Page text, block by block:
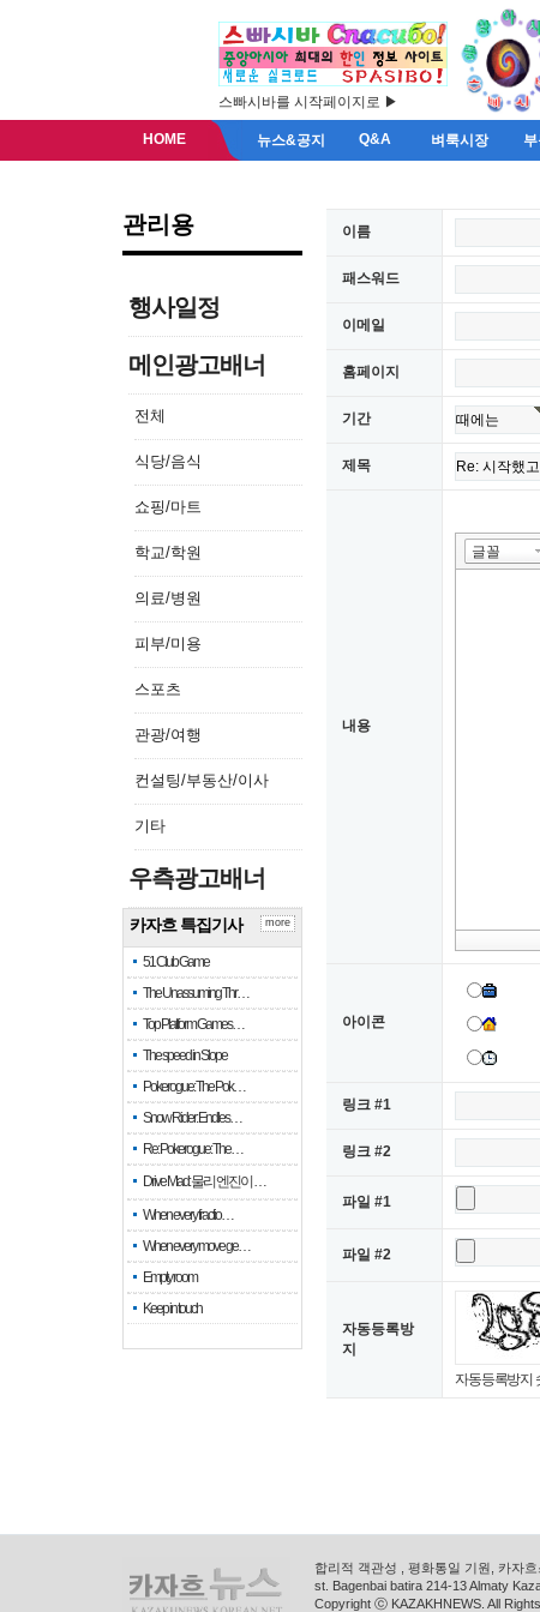
스빠시바를 시작페이지로 ▶
HOME 뉴스&공지 Q&A 벼룩시장
관리용
행사일정
메인광고배너
전체
식당/음식
쇼핑/마트
학교/학원
의료/병원
피부/미용
스포츠
관광/여행
컨설팅/부동산/이사
기타
우측광고배너
카자흐 특집기사
51 Club Game
The Unassuming Thr…
Top Platform Games…
The speed in Slope
Pokerogue: The Pok…
Snow Rider: Endles…
Re: Pokerogue: The…
Drive Mad: 물리 엔진이 …
When every fractio…
When every move ge…
Empty room
Keep in touch
more
이름
패스워드
이메일
홈페이지
기간
제목
내용
아이콘
링크 #1
링크 #2
파일 #1
파일 #2
자동등록방
지
자동등록방지
합리적 객관성 , 평화통일 기원, 카자
st. Bagenbai batira 214-13 Almaty
Copyright ⓒ KAZAKHNEWS. All